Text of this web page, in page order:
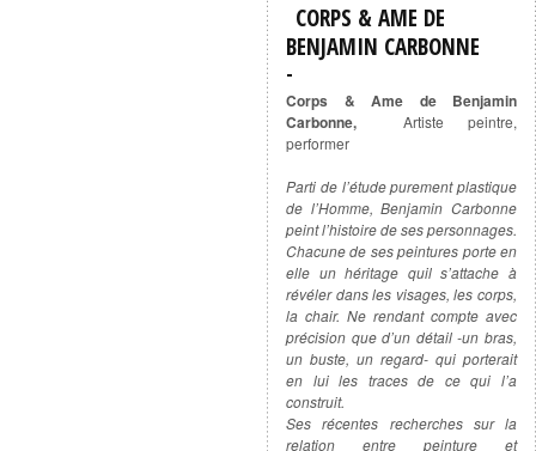
CORPS & AME DE
BENJAMIN CARBONNE
Corps & Ame de Benjamin
Carbonne, Artiste peintre,
performer
Parti de l’étude purement plastique
de l’Homme, Benjamin Carbonne
peint l’histoire de ses personnages.
Chacune de ses peintures porte en
elle un héritage quil s’attache à
révéler dans les visages, les corps,
la chair. Ne rendant compte avec
précision que d’un détail -un bras,
un buste, un regard- qui porterait
en lui les traces de ce qui l’a
construit.
Ses récentes recherches sur la
relation entre peinture et